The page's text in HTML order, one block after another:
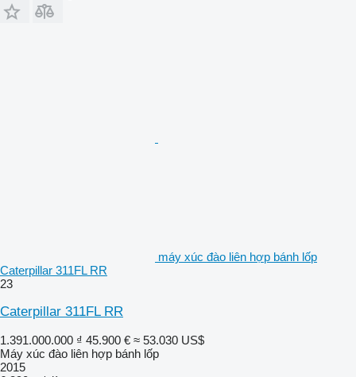
máy xúc đào liên hợp bánh lốp
Caterpillar 311FL RR
23
Caterpillar 311FL RR
1.391.000.000 ₫ 45.900 € ≈ 53.030 US$
Máy xúc đào liên hợp bánh lốp
2015